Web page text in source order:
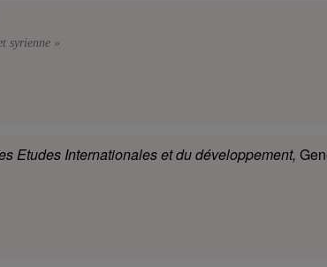
syrienne »
Etudes Internationales et du développement,